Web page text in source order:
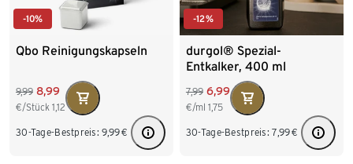
-10%
Qbo Reinigungskapseln
9,99 8,99
€/Stück 1,12
30-Tage-Bestpreis: 9,99€
-12%
durgol® Spezial-
Entkalker, 400 ml
7,99 6,99
€/ml 1,75
30-Tage-Bestpreis: 7,99€